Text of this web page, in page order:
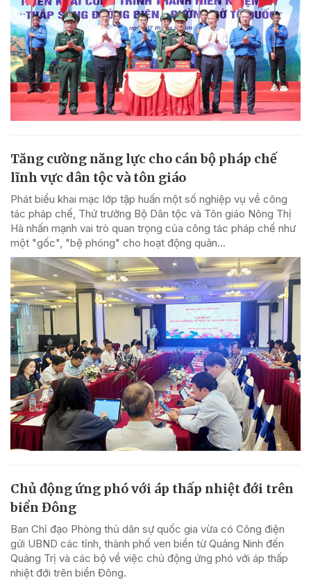
Tăng cường năng lực cho cán bộ pháp chế
lĩnh vực dân tộc và tôn giáo
Phát biểu khai mạc lớp tập huấn một số nghiệp vụ về công
tác pháp chế, Thứ trưởng Bộ Dân tộc và Tôn giáo Nông Thị
Hà nhấn mạnh vai trò quan trọng của công tác pháp chế như
một "gốc", "bệ phóng" cho hoạt động quản...
Chủ động ứng phó với áp thấp nhiệt đới trên
biển Đông
Ban Chỉ đạo Phòng thủ dân sự quốc gia vừa có Công điện
gửi UBND các tỉnh, thành phố ven biển từ Quảng Ninh đến
Quảng Trị và các bộ về việc chủ động ứng phó với áp thấp
nhiệt đới trên biển Đông.